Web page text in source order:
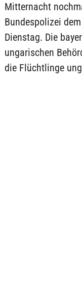
Mitternacht
Bundespolizei dem
Dienstag. Die
ungarischen
die Flüchtlinge